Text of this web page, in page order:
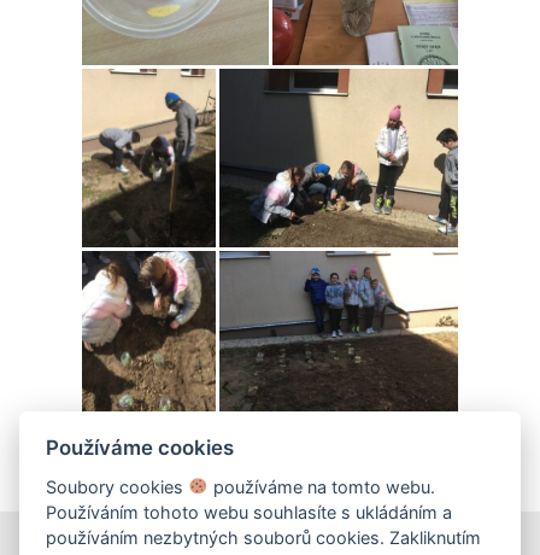
Používáme cookies
Soubory cookies
používáme na tomto webu.
Používáním tohoto webu souhlasíte s ukládáním a
používáním nezbytných souborů cookies. Zakliknutím